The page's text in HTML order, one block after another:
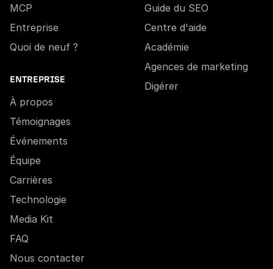
MCP
Entreprise
Quoi de neuf ?
ENTREPRISE
À propos
Témoignages
Événements
Équipe
Carrières
Technologie
Media Kit
FAQ
Nous contacter
Guide du SEO
Centre d'aide
Académie
Agences de marketing
Digérer